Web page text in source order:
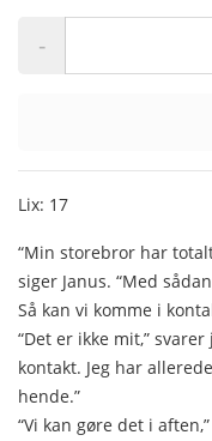
-
Lix: 17
“Min storebror har
siger Janus. “Med
Så kan vi komme i
“Det er ikke mit,”
kontakt. Jeg har
hende.”
“Vi kan gøre det i